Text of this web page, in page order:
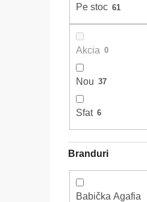
Pe stoc 61
Akcia 0
Nou 37
Sfat 6
Branduri
Babička Agafia